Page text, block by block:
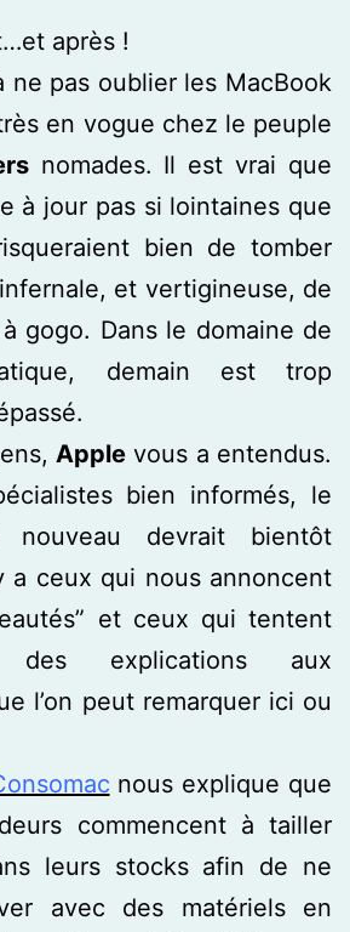
après !
ne pas oublier les MacBook
en vogue chez le peuple
nomades. Il est vrai que
à jour pas si lointaines que
bien de tomber
et vertigineuse, de
à gogo. Dans le domaine de
demain est trop
Apple vous a entendus.
bien informés, le
nouveau devrait bientôt
a ceux qui nous annoncent
et ceux qui tentent
explications aux
l’on peut remarquer ici ou
nous explique que
commencent à tailler
leurs stocks afin de ne
avec des matériels en